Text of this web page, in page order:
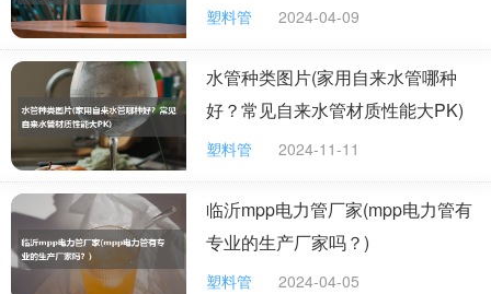
像这种情况的话，可以把漏水的那一段水管切除掉，
再找一根差不多长度和差不多宽度的水管进行替换，对接
好两头的位置之后，再将它放回原来的位置上。还可以再
用些许胶水在新的接头处上进行加固，加大粘结度。这样
操作下，就可以解决水管漏水的问题了。
塑料水管破了，怎么办？
如果口子比较大的话，量一下它的直径，买一截专门做接头的管子
来接上就 可以了。 如果口子比较小的话，可以试着点燃一些废旧的
塑料管 2024-04-09
水管种类图片(家用自来水管哪种
好？常见自来水管材质性能大PK)
塑料管 2024-11-11
临沂mpp电力管厂家(mpp电力管有
专业的生产厂家吗？)
塑料管 2024-04-05